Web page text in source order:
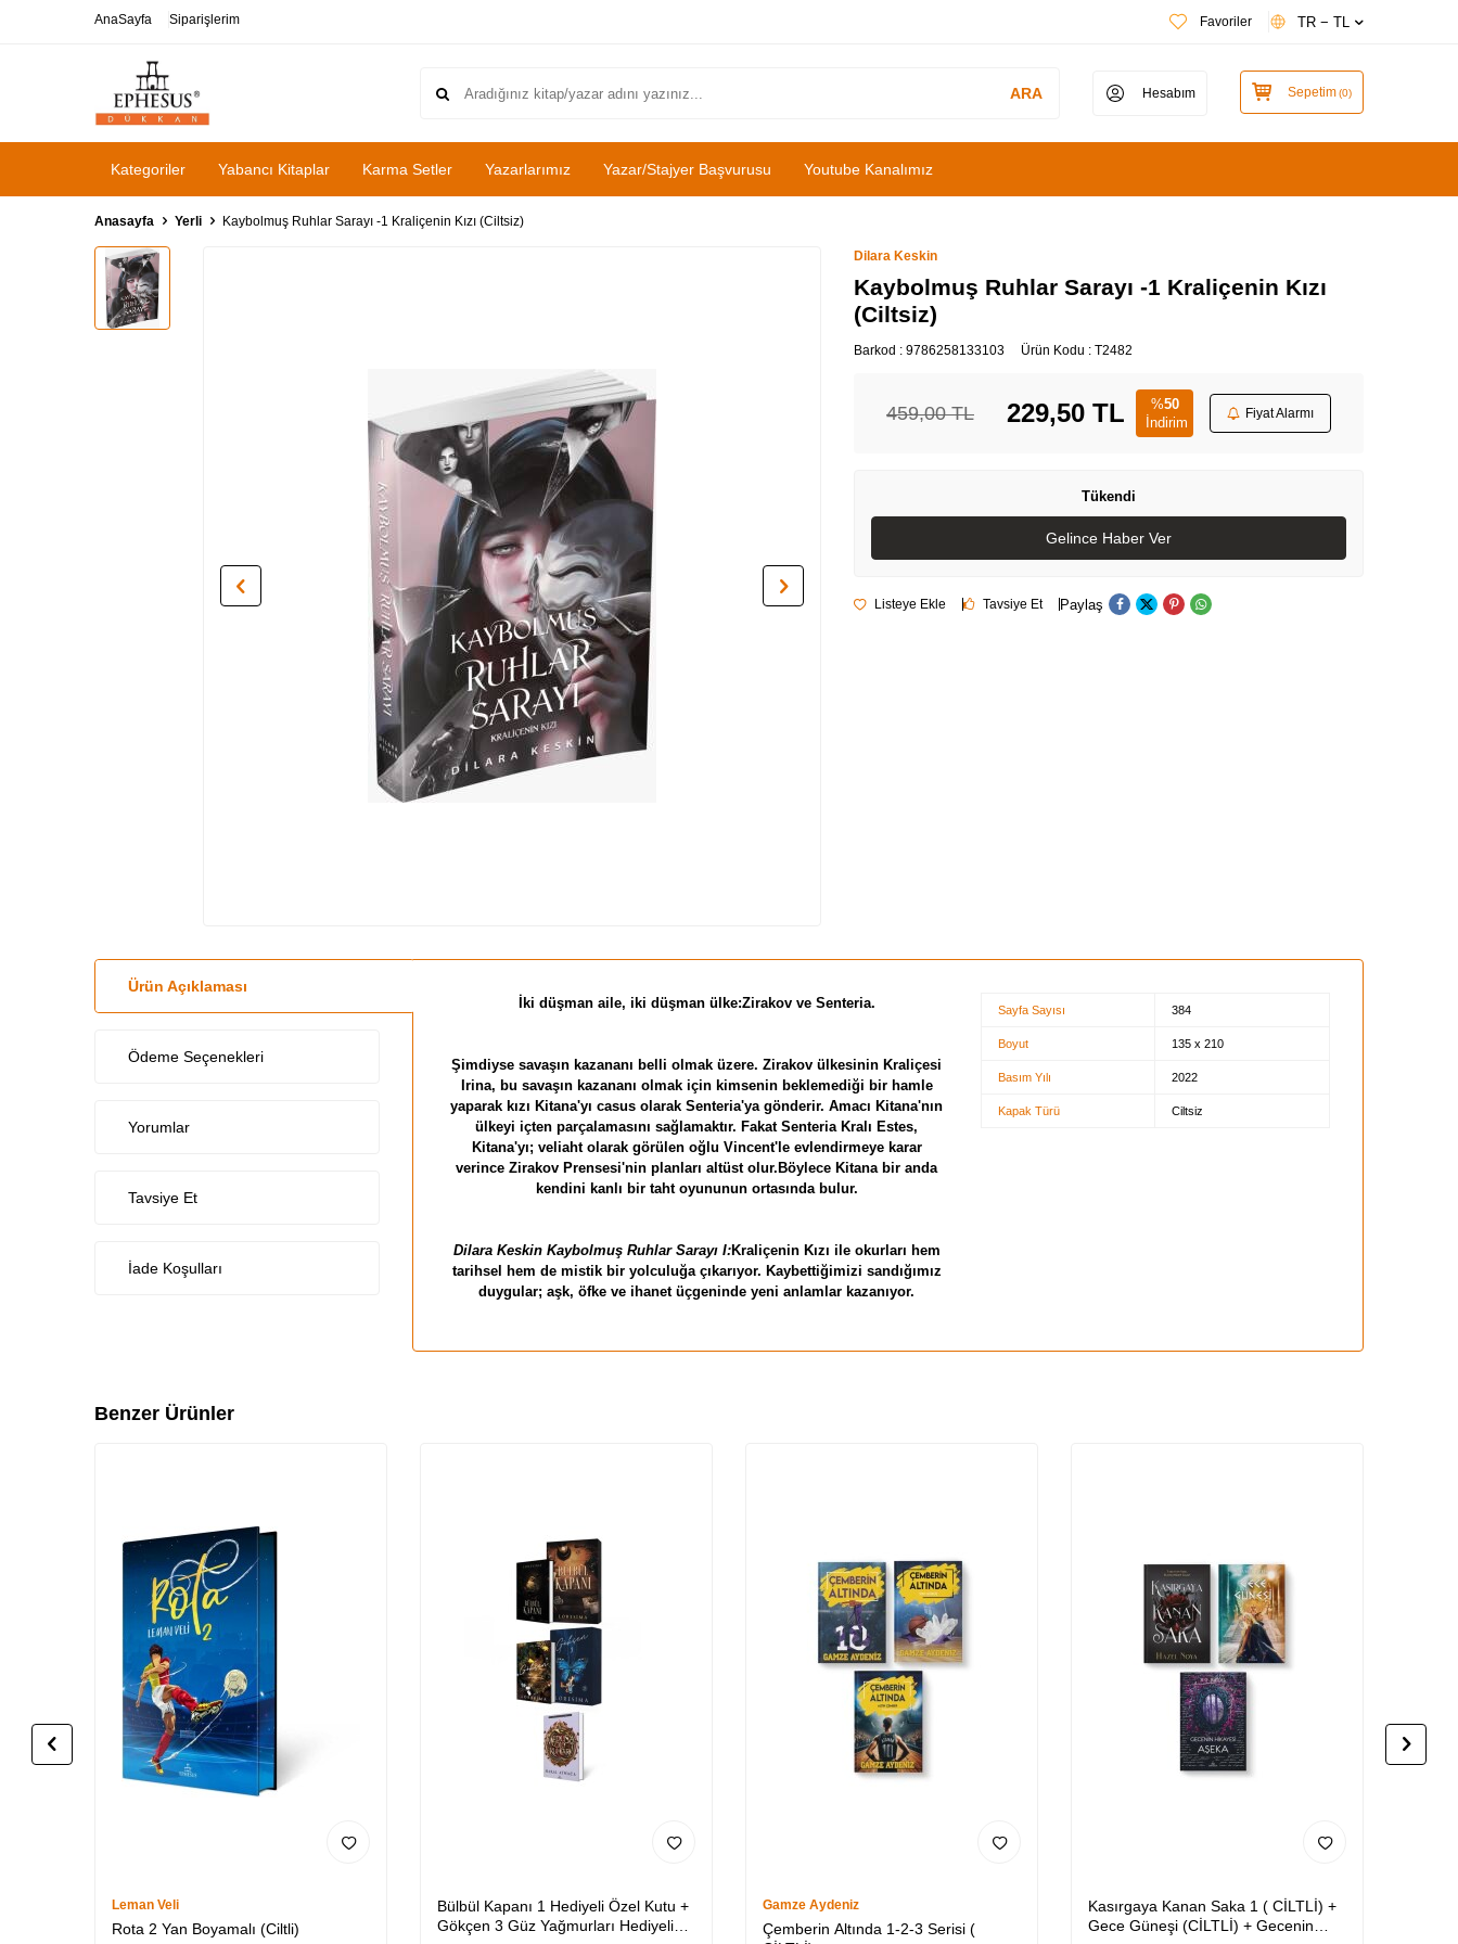
AnaSayfa Siparişlerim Favoriler TR − TL
ARA Hesabım Sepetim(0)
Kategoriler Yabancı Kitaplar Karma Setler Yazarlarımız Yazar/Stajyer Başvurusu Youtube Kanalımız
Anasayfa Yerli Kaybolmuş Ruhlar Sarayı -1 Kraliçenin Kızı (Ciltsiz)
Dilara Keskin
Kaybolmuş Ruhlar Sarayı -1 Kraliçenin Kızı
(Ciltsiz)
Barkod : 9786258133103 Ürün Kodu : T2482
459,00TL 229,50 TL %50
İndirim
Fiyat Alarmı
Tükendi
Gelince Haber Ver
Listeye Ekle Tavsiye Et Paylaş
Ürün Açıklaması
Ödeme Seçenekleri
Yorumlar
Tavsiye Et
İade Koşulları
İki düşman aile, iki düşman ülke:Zirakov ve Senteria.
Şimdiyse savaşın kazananı belli olmak üzere. Zirakov ülkesinin Kraliçesi
Irina, bu savaşın kazananı olmak için kimsenin beklemediği bir hamle
yaparak kızı Kitana'yı casus olarak Senteria'ya gönderir. Amacı Kitana'nın
ülkeyi içten parçalamasını sağlamaktır. Fakat Senteria Kralı Estes,
Kitana'yı; veliaht olarak görülen oğlu Vincent'le evlendirmeye karar
verince Zirakov Prensesi'nin planları altüst olur.Böylece Kitana bir anda
kendini kanlı bir taht oyununun ortasında bulur.
Dilara Keskin Kaybolmuş Ruhlar Sarayı I:Kraliçenin Kızı ile okurları hem
tarihsel hem de mistik bir yolculuğa çıkarıyor. Kaybettiğimizi sandığımız
duygular; aşk, öfke ve ihanet üçgeninde yeni anlamlar kazanıyor.
Sayfa Sayısı 384
Boyut 135 x 210
Basım Yılı 2022
Kapak Türü Ciltsiz
Benzer Ürünler
Leman Veli
Rota 2 Yan Boyamalı (Ciltli)
Bülbül Kapanı 1 Hediyeli Özel Kutu +
Gökçen 3 Güz Yağmurları Hediyeli
Gamze Aydeniz
Çemberin Altında 1-2-3 Serisi (
Kasırgaya Kanan Saka 1 ( CİLTLİ) +
Gece Güneşi (CİLTLİ) + Gecenin